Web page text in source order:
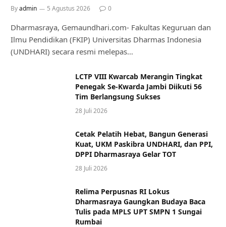
Byadmin 5 Agustus 2026 0
Dharmasraya, Gemaundhari.com- Fakultas Keguruan dan
Ilmu Pendidikan (FKIP) Universitas Dharmas Indonesia
(UNDHARI) secara resmi melepas…
LCTP VIII Kwarcab Merangin Tingkat
Penegak Se-Kwarda Jambi Diikuti 56
Tim Berlangsung Sukses
28 Juli 2026
Cetak Pelatih Hebat, Bangun Generasi
Kuat, UKM Paskibra UNDHARI, dan PPI,
DPPI Dharmasraya Gelar TOT
28 Juli 2026
Relima Perpusnas RI Lokus
Dharmasraya Gaungkan Budaya Baca
Tulis pada MPLS UPT SMPN 1 Sungai
Rumbai